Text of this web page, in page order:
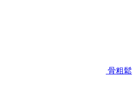
骨粗鬆